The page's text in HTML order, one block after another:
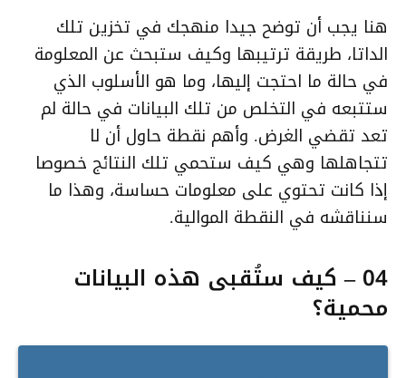
هنا يجب أن توضح جيدا منهجك في تخزين تلك
الداتا، طريقة ترتيبها وكيف ستبحث عن المعلومة
في حالة ما احتجت إليها، وما هو الأسلوب الذي
ستتبعه في التخلص من تلك البيانات في حالة لم
تعد تقضي الغرض. وأهم نقطة حاول أن لا
تتجاهلها وهي كيف ستحمي تلك النتائج خصوصا
إذا كانت تحتوي على معلومات حساسة، وهذا ما
سنناقشه في النقطة الموالية.
04 – كيف ستُقبى هذه البيانات
محمية؟